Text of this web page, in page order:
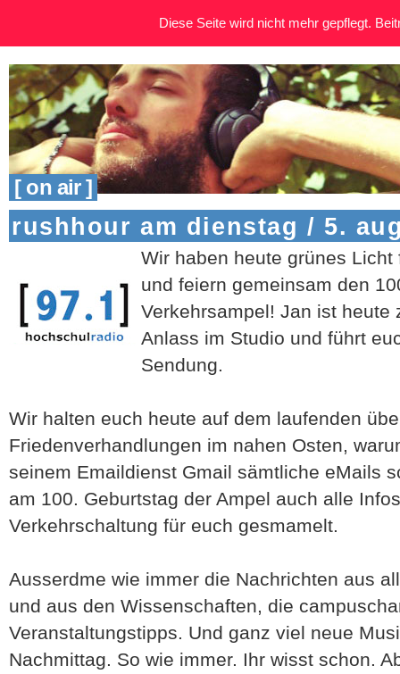
[ on air ]
rushhour am dienstag / 5.
Wir haben heute grünes
und feiern gemeinsam den
Verkehrsampel! Jan ist heute
Anlass im Studio und führt
Sendung.
Wir halten euch heute auf dem laufenden
Friedenverhandlungen im nahen Osten,
seinem Emaildienst Gmail sämtliche eMails
am 100. Geburtstag der Ampel auch alle
Verkehrschaltung für euch gesmamelt.
Ausserdme wie immer die Nachrichten aus
und aus den Wissenschaften, die
Veranstaltungstipps. Und ganz viel neue
Nachmittag. So wie immer. Ihr wisst schon.
Diese Seite wird nicht mehr gepflegt.